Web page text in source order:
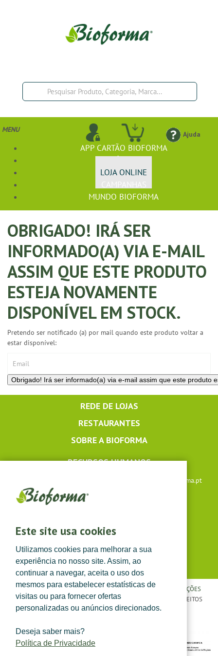
Este site usa cookies
Utilizamos cookies para melhorar a sua
experiência no nosso site. Assim, ao
continuar a navegar, aceita o uso dos
mesmos para estabelecer estatísticas de
visitas ou para fornecer ofertas
personalizadas ou anúncios direcionados.
Deseja saber mais?
Política de Privacidade
Ajuda
MENU
APP CARTÃO BIOFORMA
LOJA ONLINE
MUNDO BIOFORMA
OBRIGADO! IRÁ SER
INFORMADO(A) VIA E-MAIL
ASSIM QUE ESTE PRODUTO
ESTEJA NOVAMENTE
DISPONÍVEL EM STOCK.
Pretendo ser notificado (a) por mail quando este produto voltar a
estar disponível:
REDE DE LOJAS
RESTAURANTES
SOBRE A BIOFORMA
RECURSOS HUMANOS
lojaonline@bioforma.pt
(dias úteis das 8h30 às 13h e das 14h às 17h30)
POLÍTICA DE PRIVACIDADE|TERMOS E CONDIÇÕES
CONDIÇÕES
GERAIS DE VENDA | ©TOPFARMA, LDA. 2022.
TODOS OS DIREITOS
RESERVADOS.